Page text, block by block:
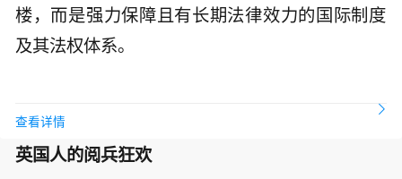
楼，而是强力保障且有长期法律效力的国际制度
及其法权体系。
查看详情
英国人的阅兵狂欢